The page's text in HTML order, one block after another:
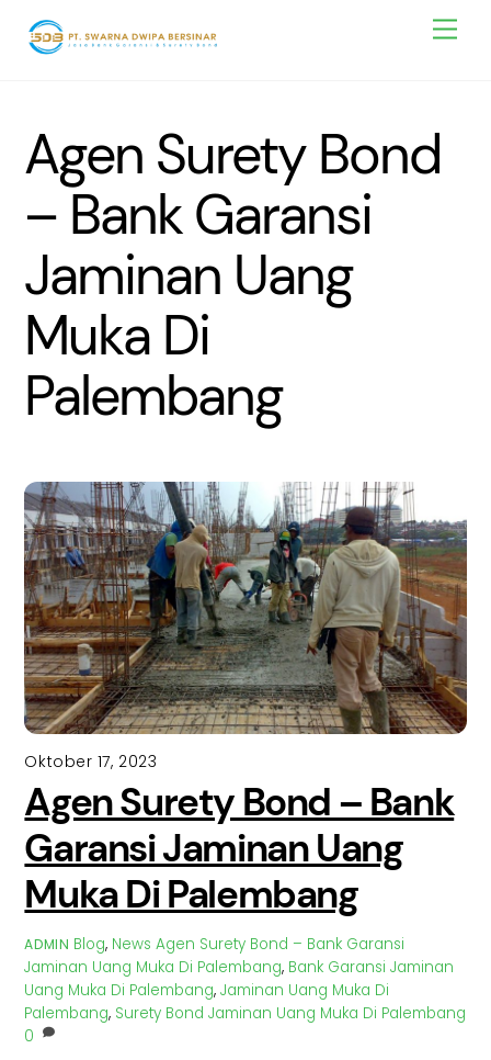
content
Agen Surety Bond
– Bank Garansi
Jaminan Uang
Muka Di
Palembang
Oktober 17, 2023
Agen Surety Bond – Bank
Garansi Jaminan Uang
Muka Di Palembang
ADMIN Blog, News Agen Surety Bond – Bank Garansi
Jaminan Uang Muka Di Palembang, Bank Garansi Jaminan
Uang Muka Di Palembang,Jaminan Uang Muka Di
Palembang, Surety Bond Jaminan Uang Muka Di Palembang
0